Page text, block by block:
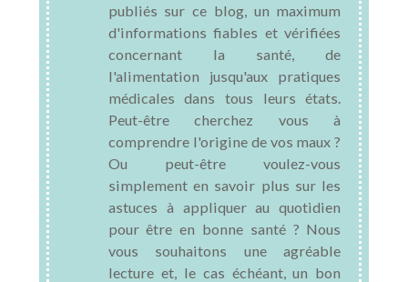
publiés sur ce blog, un maximum
d'informations fiables et vérifiées
concernant la santé, de
l'alimentation jusqu'aux pratiques
médicales dans tous leurs états.
Peut-être cherchez vous à
comprendre l'origine de vos maux ?
Ou peut-être voulez-vous
simplement en savoir plus sur les
astuces à appliquer au quotidien
pour être en bonne santé ? Nous
vous souhaitons une agréable
lecture et, le cas échéant, un bon